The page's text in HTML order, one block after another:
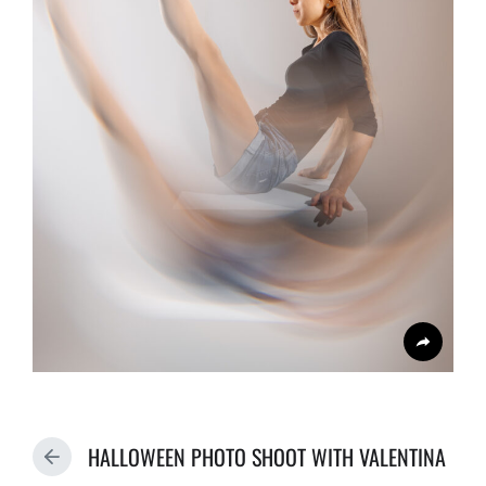
P
HALLOWEEN PHOTO SHOOT WITH VALENTINA